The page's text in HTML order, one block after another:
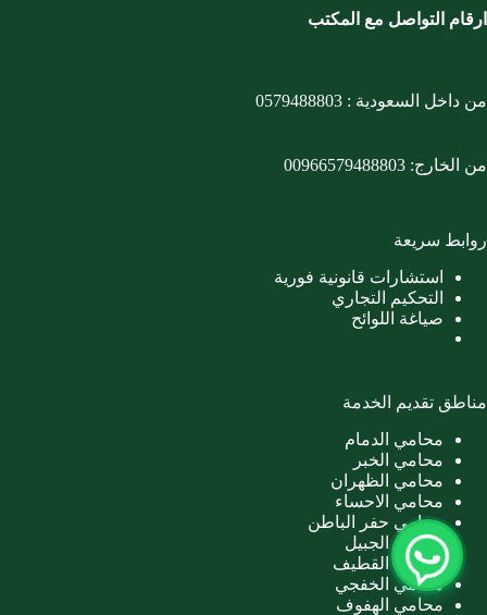
ارقام التواصل مع المكتب
من داخل السعودية : 0579488803
من الخارج: 00966579488803
روابط سريعة
استشارات قانونية فورية
التحكيم التجاري
صياغة اللوائح
مناطق تقديم الخدمة
محامي الدمام
محامي الخبر
محامي الظهران
محامي الاحساء
محامي حفر الباطن
محامي الجبيل
محامي القطيف
محامي الخفجي
محامي الهفوف